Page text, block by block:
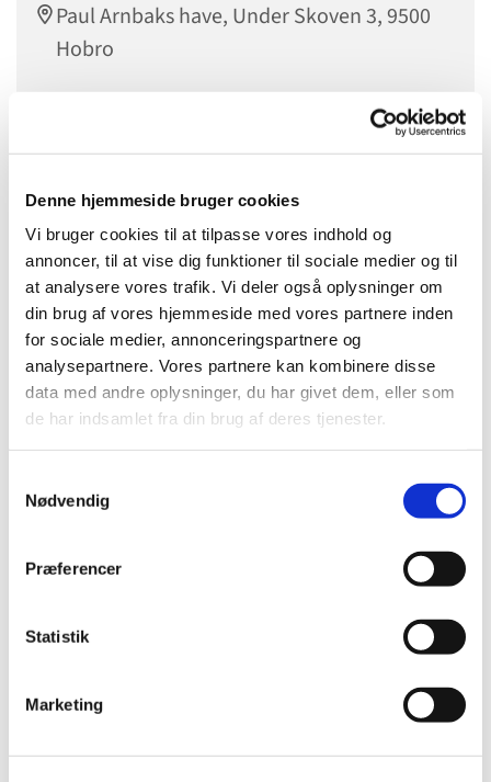
Denne hjemmeside bruger cookies
Vi bruger cookies til at tilpasse vores indhold og
annoncer, til at vise dig funktioner til sociale medier og til
at analysere vores trafik. Vi deler også oplysninger om
din brug af vores hjemmeside med vores partnere inden
for sociale medier, annonceringspartnere og
analysepartnere. Vores partnere kan kombinere disse
data med andre oplysninger, du har givet dem, eller som
de har indsamlet fra din brug af deres tjenester.
Nødvendig
Præferencer
Statistik
Marketing
Paul Arnbaks have, Under Skoven 3, 9500
Hobro
på dette fine arrangement, i anledning af Fjordens Dag i
mellem kl. 11 til 16.
Det er en natur- og kulturdag i det dejlige fiskerleje – og
traditionen tro indbyder Paul Arnbak til fællessang kl. 14 i
sin have, med udsigt over fjorden, på adressen Under
skoven 3, 9500 Hobro.
Organist Dan Selchau spiller til sangen.
Skulle vejret drille rykker vi indendørs i Pauls hus.